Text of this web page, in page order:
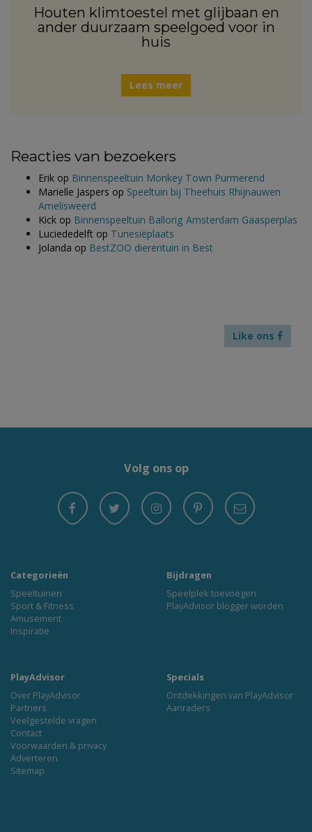
Houten klimtoestel met glijbaan en
ander duurzaam speelgoed voor in
huis
Lees meer
Reacties van bezoekers
Erik op Binnenspeeltuin Monkey Town Purmerend
Marielle Jaspers op Speeltuin bij Theehuis Rhijnauwen
Amelisweerd
Kick op Binnenspeeltuin Ballorig Amsterdam Gaasperplas
Luciededelft op Tunesiëplaats
Jolanda op BestZOO dierentuin in Best
Like ons
Volg ons op
Categorieën
Speeltuinen
Sport & Fitness
Amusement
Inspiratie
Bijdragen
Speelplek toevoegen
PlayAdvisor blogger worden
PlayAdvisor
Over PlayAdvisor
Partners
Veelgestelde vragen
Contact
Voorwaarden & privacy
Adverteren
Sitemap
Specials
Ontdekkingen van PlayAdvisor
Aanraders